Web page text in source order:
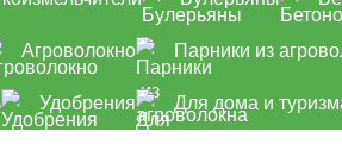
Агроволокно Парники из
Удобрения Для дома и